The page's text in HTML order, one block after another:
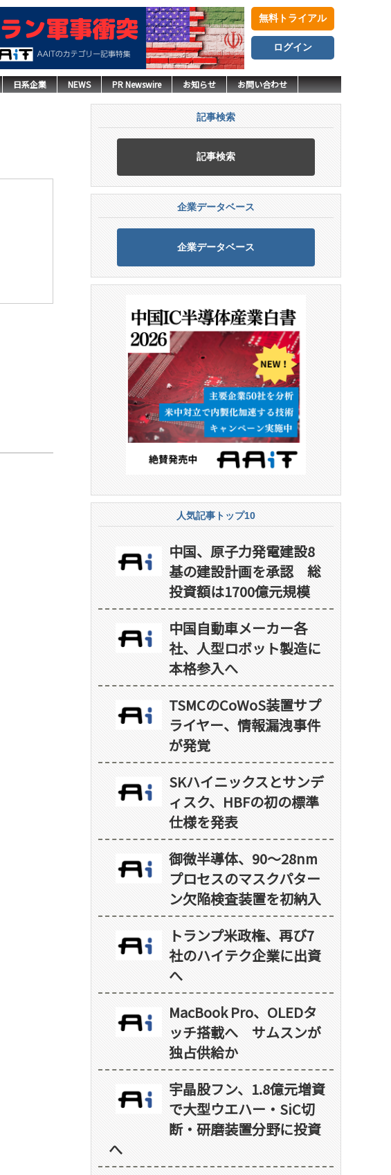
無料トライアル
ログイン
日系企業 NEWS PR Newswire お知らせ お問い合わせ
記事検索
記事検索
企業データベース
企業データベース
人気記事トップ10
中国、原子力発電建設8
基の建設計画を承認 総
投資額は1700億元規模
中国自動車メーカー各
社、人型ロボット製造に
本格参入へ
TSMCのCoWoS装置サプ
ライヤー、情報漏洩事件
が発覚
SKハイニックスとサンデ
ィスク、HBFの初の標準
仕様を発表
御微半導体、90～28nm
プロセスのマスクパター
ン欠陥検査装置を初納入
トランプ米政権、再び7
社のハイテク企業に出資
へ
MacBook Pro、OLEDタ
ッチ搭載へ サムスンが
独占供給か
宇晶股フン、1.8億元増資
で大型ウエハー・SiC切
断・研磨装置分野に投資
へ